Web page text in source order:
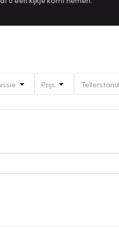
Prijs Tellerstand